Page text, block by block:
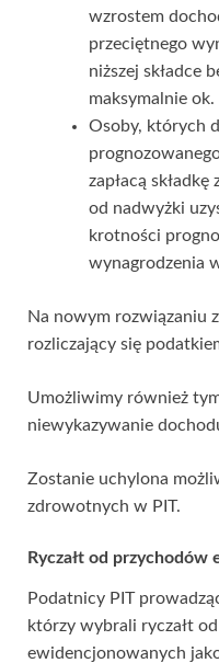
wzrostem
przeciętnego
niższej składce
maksymalnie ok.
Osoby, których
zapłacą
od nadwyżki
krotności
wynagrodzenia
Na nowym rozwiązaniu
rozliczający się
Umożliwimy również
niewykazywanie
Zostanie uchylona
zdrowotnych w PIT.
Ryczałt od
Podatnicy PIT
którzy wybrali ryczałt
ewidencjonowanych